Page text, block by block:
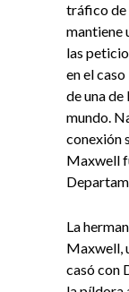
tráfico de
mantiene
las
en el
de una
mundo.
conexión
Maxwell
La
Maxwell,
casó con